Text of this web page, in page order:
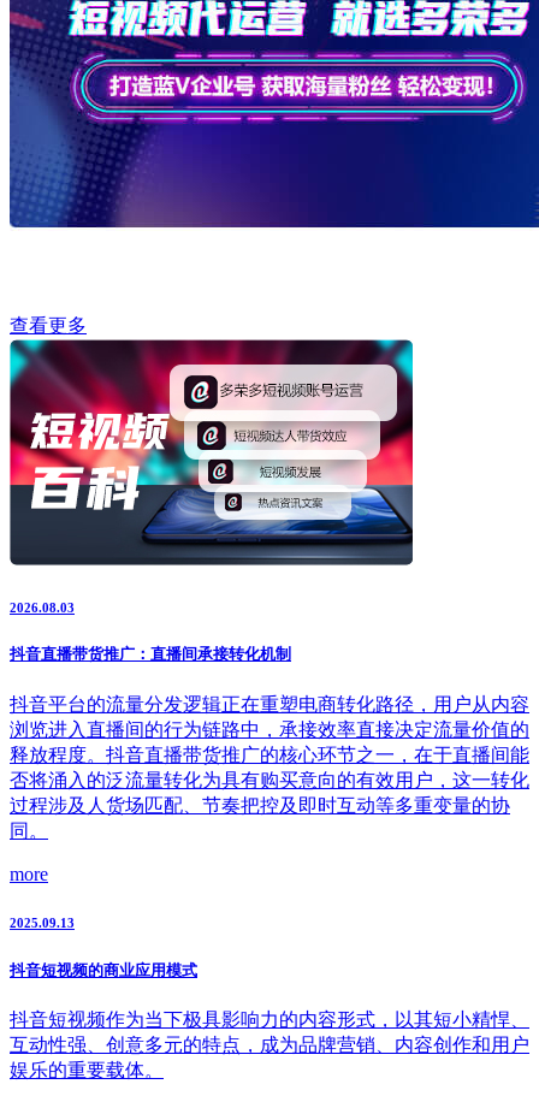
查看更多
2026.08.03
抖音直播带货推广：直播间承接转化机制
抖音平台的流量分发逻辑正在重塑电商转化路径，用户从内容
浏览进入直播间的行为链路中，承接效率直接决定流量价值的
释放程度。抖音直播带货推广的核心环节之一，在于直播间能
否将涌入的泛流量转化为具有购买意向的有效用户，这一转化
过程涉及人货场匹配、节奏把控及即时互动等多重变量的协
同。
more
2025.09.13
抖音短视频的商业应用模式
抖音短视频作为当下极具影响力的内容形式，以其短小精悍、
互动性强、创意多元的特点，成为品牌营销、内容创作和用户
娱乐的重要载体。